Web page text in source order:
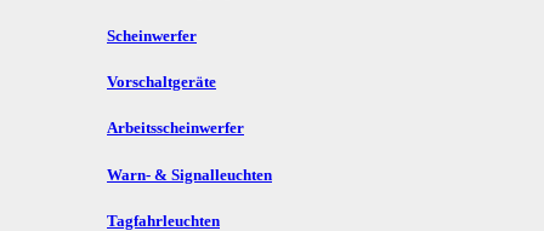
Scheinwerfer
Vorschaltgeräte
Arbeitsscheinwerfer
Warn- & Signalleuchten
Tagfahrleuchten